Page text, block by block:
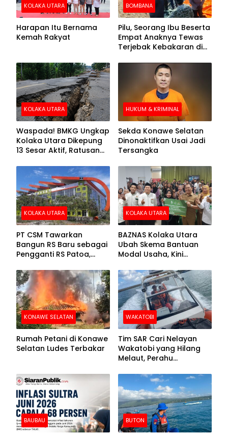
KOLAKA UTARA
Harapan Itu Bernama
Kemah Rakyat
BOMBANA
Pilu, Seorang Ibu Beserta
Empat Anaknya Tewas
Terjebak Kebakaran di
KOLAKA UTARA
Waspada! BMKG Ungkap
Kolaka Utara Dikepung
13 Sesar Aktif, Ratusan
HUKUM & KRIMINAL
Sekda Konawe Selatan
Dinonaktifkan Usai Jadi
Tersangka
KOLAKA UTARA
PT CSM Tawarkan
Bangun RS Baru sebagai
Pengganti RS Patoa,
Kolut
KOLAKA UTARA
BAZNAS Kolaka Utara
Ubah Skema Bantuan
Modal Usaha, Kini
Barang Senilai Rp419,5
Juta
KONAWE SELATAN
Rumah Petani di Konawe
Selatan Ludes Terbakar
WAKATOBI
Tim SAR Cari Nelayan
Wakatobi yang Hilang
Melaut, Perahu
Kemasukan Air
BAUBAU BUTON